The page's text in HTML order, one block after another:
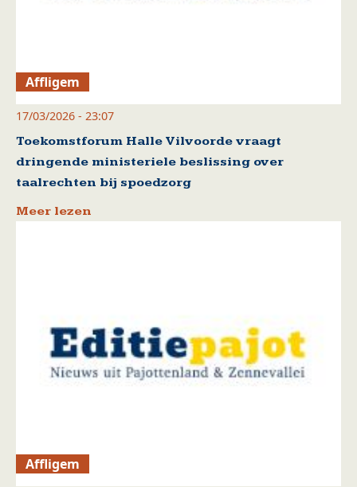
Affligem
17/03/2026 - 23:07
Toekomstforum Halle Vilvoorde vraagt
dringende ministeriele beslissing over
taalrechten bij spoedzorg
Meer lezen
Affligem